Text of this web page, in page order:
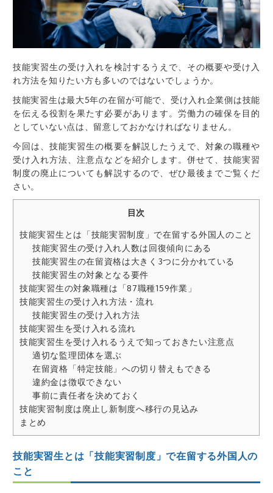
技能実習生の受け入れを検討するうえで、その概要や受け入
れ方法を知りたい方も多いのではないでしょうか。
技能実習生は最大5年の在留が可能で、受け入れ企業側は技能
を伝える役割を果たす必要があります。労働力の確保を目的
としていない点は、留意しておかなければなりません。
今回は、技能実習生の概要を解説したうえで、対象の職種や
受け入れ方法、注意点などを紹介します。併せて、技能実習
制度の廃止についても解説するので、ぜひ最後までご覧くだ
さい。
目次
技能実習生とは「技能実習制度」で在留する外国人のこと
技能実習生の受け入れ人数は回復傾向にある
技能実習生の在留資格は大きく3つに分かれている
技能実習生の対象となる要件
技能実習生の対象職種は「87職種159作業」
技能実習生の受け入れ方法・流れ
技能実習生の受け入れ方法
技能実習生を受け入れる流れ
技能実習生を受け入れるうえで知っておきたい注意点
適切な監理団体を選ぶ
在留資格「特定技能」への切り替えもできる
違約金は徴収できない
事前に責任者を決めておく
技能実習制度は廃止し新制度へ移行の見込み
まとめ
技能実習生とは「技能実習制度」で在留する外国人の
こと